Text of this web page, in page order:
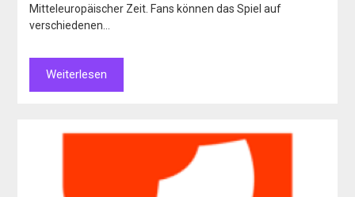
Mitteleuropäischer Zeit. Fans können das Spiel auf
verschiedenen…
Weiterlesen